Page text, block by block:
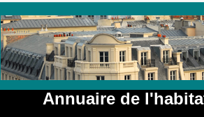
Annuaire de